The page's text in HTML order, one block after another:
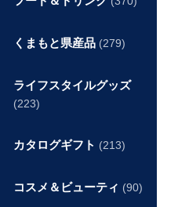
くまもと県産品 (279)
ライフスタイルグッズ
(223)
カタログギフト (213)
コスメ＆ビューティ (90)